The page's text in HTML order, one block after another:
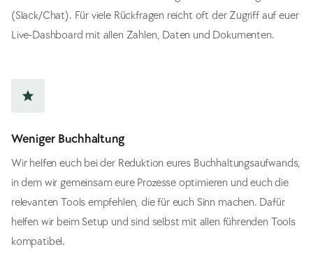
(Slack/Chat). Für viele Rückfragen reicht oft der Zugriff auf euer
Live-Dashboard mit allen Zahlen, Daten und Dokumenten.
star
Weniger Buchhaltung
Wir helfen euch bei der Reduktion eures Buchhaltungsaufwands,
in dem wir gemeinsam eure Prozesse optimieren und euch die
relevanten Tools empfehlen, die für euch Sinn machen. Dafür
helfen wir beim Setup und sind selbst mit allen führenden Tools
kompatibel.